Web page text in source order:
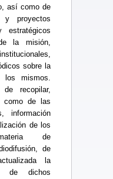
así como de
y proyectos
estratégicos
la misión,
sobre la
los mismos.
recopilar,
como de las
información
de los
de
de
la
de dichos